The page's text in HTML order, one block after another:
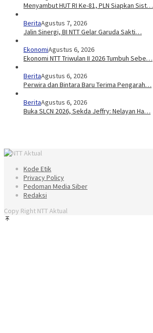
Menyambut HUT RI Ke-81, PLN Siapkan Sist…
BeritaAgustus 7, 2026
Jalin Sinergi, BI NTT Gelar Garuda Sakti…
EkonomiAgustus 6, 2026
Ekonomi NTT Triwulan II 2026 Tumbuh Sebe…
BeritaAgustus 6, 2026
Perwira dan Bintara Baru Terima Pengarah…
BeritaAgustus 6, 2026
Buka SLCN 2026, Sekda Jeffry: Nelayan Ha…
Kode Etik
Privacy Policy
Pedoman Media Siber
Redaksi
Copy Right NTT Aktual